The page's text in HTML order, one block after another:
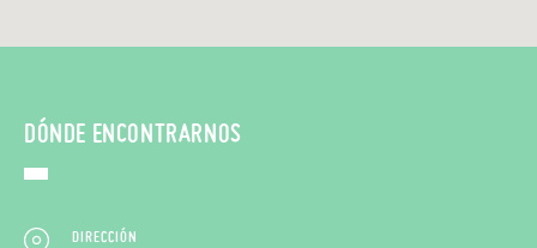
DÓNDE ENCONTRARNOS
DIRECCIÓN